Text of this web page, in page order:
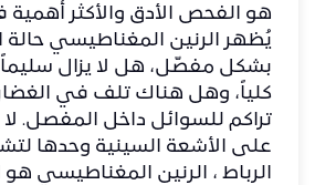
هو الفحص الأدق والأكثر أهمية
يُظهر الرنين المغناطيسي حالة
بشكل مفصّل، هل لا يزال سليماً
كلياً، وهل هناك تلف في
تراكم للسوائل داخل المفصل. لا
على الأشعة السينية وحدها
الرباط ، الرنين المغناطيسي هو